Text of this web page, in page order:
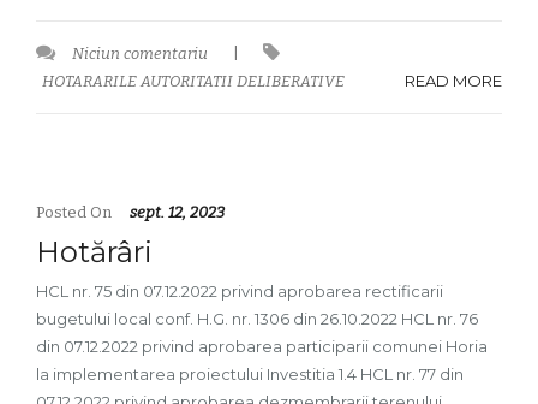
Niciun comentariu
HOTARARILE AUTORITATII DELIBERATIVE
READ MORE
Posted On sept. 12, 2023
Hotărâri
HCL nr. 75 din 07.12.2022 privind aprobarea rectificarii
bugetului local conf. H.G. nr. 1306 din 26.10.2022 HCL nr. 76
din 07.12.2022 privind aprobarea participarii comunei Horia
la implementarea proiectului Investitia 1.4 HCL nr. 77 din